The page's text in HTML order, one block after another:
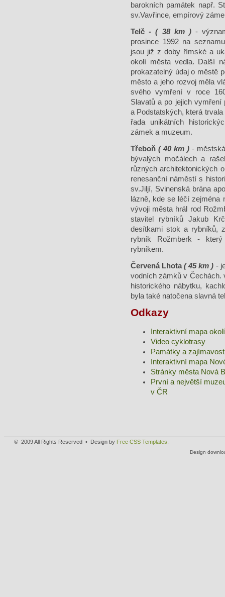
barokních památek např.
sv.Vavřince, empírový
Telč -( 38 km )-
prosince 1992 na
jsou již z doby římské a
okolí města vedla. Další
prokazatelný údaj o městě
město a jeho rozvoj měla
svého vymření v roce
Slavatů a po jejich vymření
a Podstatských, která
řada unikátních
zámek a muzeum.
Třeboň ( 40 km ) -
bývalých močálech a
různých architektonických
renesanční náměstí s
sv.Jiljí, Svinenská brána
lázně, kde se léčí zejména
vývoji města hrál rod
stavitel rybníků Jakub
desítkami stok a rybníků,
rybník Rožmberk - který
rybníkem.
Červená Lhota( 45 km ) -
vodních zámků v Čechách.
historického nábytku,
byla také natočena slavná
Odkazy
Interaktivní mapa okolí
Video cyklotrasy
Památky a
Interaktivní mapa
Stránky města Nová
První a největší
v ČR
© 2009 All Rights Reserved • Design by Free CSS Templates
Design